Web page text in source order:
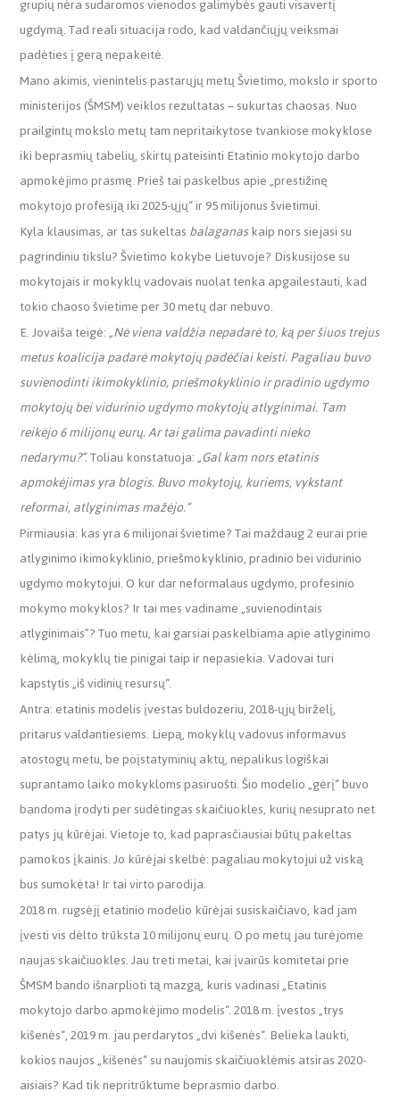
grupių nėra sudaromos vienodos galimybės gauti visavertį
ugdymą. Tad reali situacija rodo, kad valdančiųjų veiksmai
padėties į gerą nepakeitė.
Mano akimis, vienintelis pastarųjų metų Švietimo, mokslo ir sporto
ministerijos (ŠMSM) veiklos rezultatas – sukurtas chaosas. Nuo
prailgintų mokslo metų tam nepritaikytose tvankiose mokyklose
iki beprasmių tabelių, skirtų pateisinti Etatinio mokytojo darbo
apmokėjimo prasmę. Prieš tai paskelbus apie „prestižinę
mokytojo profesiją iki 2025-ųjų“ ir 95 milijonus švietimui.
Kyla klausimas, ar tas sukeltasbalaganaskaip nors siejasi su
pagrindiniu tikslu? Švietimo kokybe Lietuvoje? Diskusijose su
mokytojais ir mokyklų vadovais nuolat tenka apgailestauti, kad
tokio chaoso švietime per 30 metų dar nebuvo.
E. Jovaiša teigė:„Nė viena valdžia nepadarė to, ką per šiuos trejus
metus koalicija padarė mokytojų padėčiai keisti. Pagaliau buvo
suvienodinti ikimokyklinio, priešmokyklinio ir pradinio ugdymo
mokytojų bei vidurinio ugdymo mokytojų atlyginimai. Tam
reikėjo 6 milijonų eurų. Ar tai galima pavadinti nieko
nedarymu?“.Toliau konstatuoja:„Gal kam nors etatinis
apmokėjimas yra blogis. Buvo mokytojų, kuriems, vykstant
reformai, atlyginimas mažėjo.“
Pirmiausia: kas yra 6 milijonai švietime? Tai maždaug 2 eurai prie
atlyginimo ikimokyklinio, priešmokyklinio, pradinio bei vidurinio
ugdymo mokytojui. O kur dar neformalaus ugdymo, profesinio
mokymo mokyklos? Ir tai mes vadiname „suvienodintais
atlyginimais”? Tuo metu, kai garsiai paskelbiama apie atlyginimo
kėlimą, mokyklų tie pinigai taip ir nepasiekia. Vadovai turi
kapstytis „iš vidinių resursų“.
Antra: etatinis modelis įvestas buldozeriu, 2018-ųjų birželį,
pritarus valdantiesiems. Liepą, mokyklų vadovus informavus
atostogų metu, be poįstatyminių aktų, nepalikus logiškai
suprantamo laiko mokykloms pasiruošti. Šio modelio „gėrį“ buvo
bandoma įrodyti per sudėtingas skaičiuokles, kurių nesuprato net
patys jų kūrėjai. Vietoje to, kad paprasčiausiai būtų pakeltas
pamokos įkainis. Jo kūrėjai skelbė: pagaliau mokytojui už viską
bus sumokėta! Ir tai virto parodija.
2018 m. rugsėjį etatinio modelio kūrėjai susiskaičiavo, kad jam
įvesti vis dėlto trūksta 10 milijonų eurų. O po metų jau turėjome
naujas skaičiuokles. Jau treti metai, kai įvairūs komitetai prie
ŠMSM bando išnarplioti tą mazgą, kuris vadinasi „Etatinis
mokytojo darbo apmokėjimo modelis“. 2018 m. įvestos „trys
kišenės“, 2019 m. jau perdarytos „dvi kišenės“. Belieka laukti,
kokios naujos „kišenės“ su naujomis skaičiuoklėmis atsiras 2020-
aisiais? Kad tik nepritrūktume beprasmio darbo.